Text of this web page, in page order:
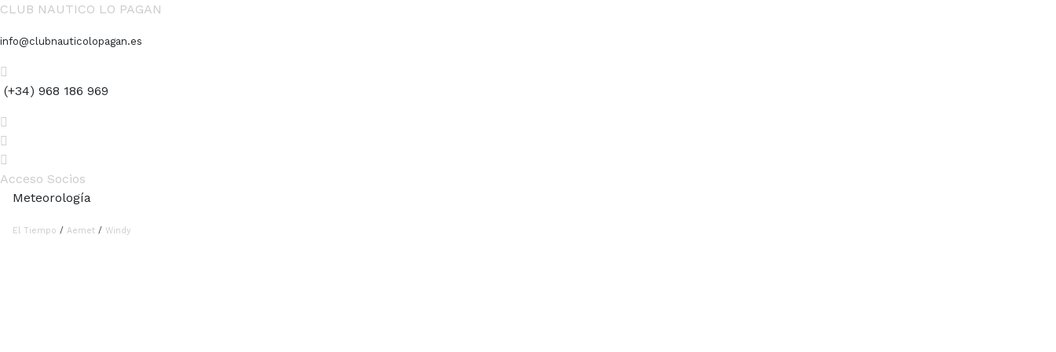
CLUB NAUTICO LO PAGAN
info@clubnauticolopagan.es
(+34) 968 186 969
Acceso Socios
Meteorología
El Tiempo / Aemet / Windy